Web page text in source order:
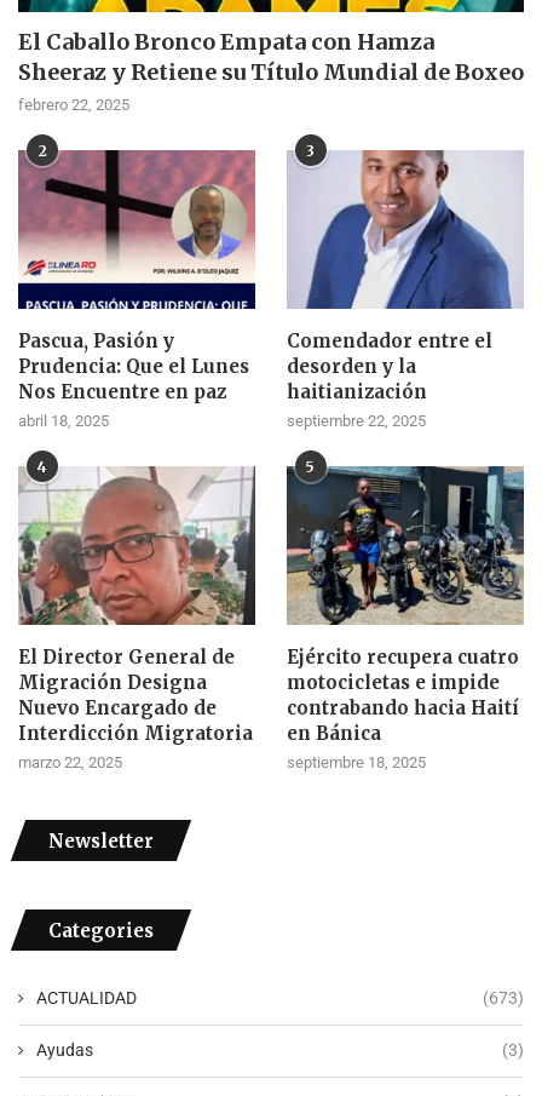
El Caballo Bronco Empata con Hamza
Sheeraz y Retiene su Título Mundial de Boxeo
febrero 22, 2025
2
Pascua, Pasión y
Prudencia: Que el Lunes
Nos Encuentre en paz
abril 18, 2025
3
Comendador entre el
desorden y la
haitianización
septiembre 22, 2025
4
El Director General de
Migración Designa
Nuevo Encargado de
Interdicción Migratoria
marzo 22, 2025
5
Ejército recupera cuatro
motocicletas e impide
contrabando hacia Haití
en Bánica
septiembre 18, 2025
Newsletter
Categories
ACTUALIDAD (673)
Ayudas (3)